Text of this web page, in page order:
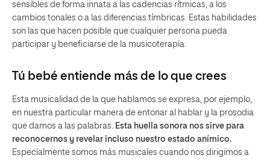
sensibles de forma innata a las cadencias rítmicas, a los
cambios tonales o a las diferencias tímbricas. Estas habilidades
son las que hacen posible que cualquier persona pueda
participar y beneficiarse de la musicoterapia.
Tú bebé entiende más de lo que crees
Esta musicalidad de la que hablamos se expresa, por ejemplo,
en nuestra particular manera de entonar al hablar y la prosodia
que damos a las palabras. Esta huella sonora nos sirve para
reconocernos y revelar incluso nuestro estado anímico.
Especialmente somos más musicales cuando nos dirigimos a